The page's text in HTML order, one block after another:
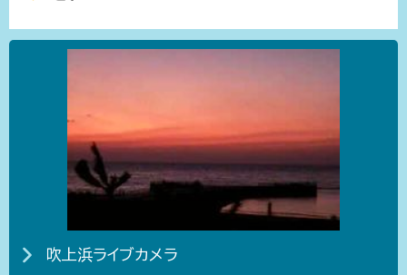
吹上浜ライブカメラ